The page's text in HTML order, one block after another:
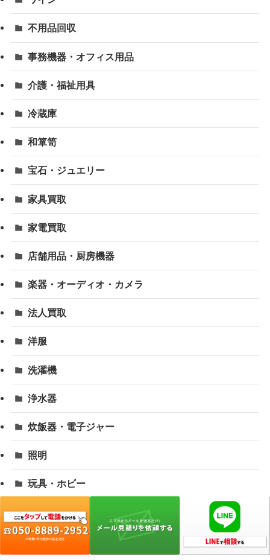
不用品回収
事務機器・オフィス用品
介護・福祉用具
冷蔵庫
和箪笥
宝石・ジュエリー
家具買取
家電買取
店舗用品・厨房機器
楽器・オーディオ・カメラ
法人買取
洋服
洗濯機
浄水器
炊飯器・電子ジャー
照明
玩具・ホビー
生ゴミ処理機
石油ストーブ